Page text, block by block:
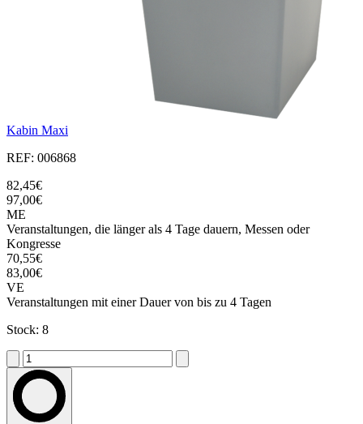
Kabin Maxi
REF: 006868
82,45€
97,00€
ME
Veranstaltungen, die länger als 4 Tage dauern, Messen oder
Kongresse
70,55€
83,00€
VE
Veranstaltungen mit einer Dauer von bis zu 4 Tagen
Stock: 8